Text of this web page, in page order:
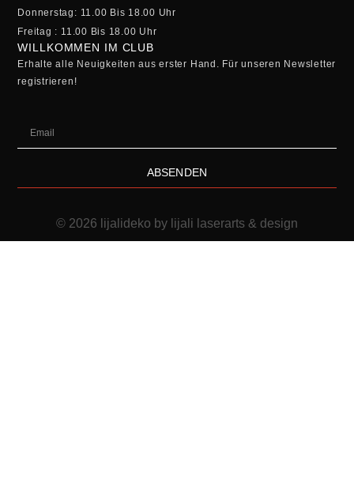
Donnerstag: 11.00 Bis 18.00 Uhr
Freitag : 11.00 Bis 18.00 Uhr
WILLKOMMEN IM CLUB
Erhalte alle Neuigkeiten aus erster Hand. Für unseren Newsletter
registrieren!
ABSENDEN
© 2026 lijalideko by lijali laserarts & design